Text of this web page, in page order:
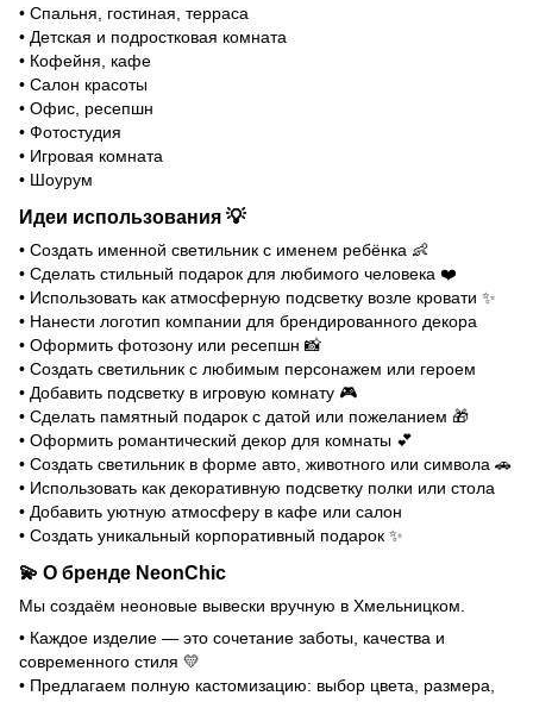
• Спальня, гостиная, терраса
• Детская и подростковая комната
• Кофейня, кафе
• Салон красоты
• Офис, ресепшн
• Фотостудия
• Игровая комната
• Шоурум
Идеи использования 💡
• Создать именной светильник с именем ребёнка 👶
• Сделать стильный подарок для любимого человека ❤️
• Использовать как атмосферную подсветку возле кровати ✨
• Нанести логотип компании для брендированного декора
• Оформить фотозону или ресепшн 📸
• Создать светильник с любимым персонажем или героем
• Добавить подсветку в игровую комнату 🎮
• Сделать памятный подарок с датой или пожеланием 🎁
• Оформить романтический декор для комнаты 💕
• Создать светильник в форме авто, животного или символа 🚗
• Использовать как декоративную подсветку полки или стола
• Добавить уютную атмосферу в кафе или салон
• Создать уникальный корпоративный подарок ✨
💫 О бренде NeonChic
Мы создаём неоновые вывески вручную в Хмельницком.
• Каждое изделие — это сочетание заботы, качества и
современного стиля 💛
• Предлагаем полную кастомизацию: выбор цвета, размера,